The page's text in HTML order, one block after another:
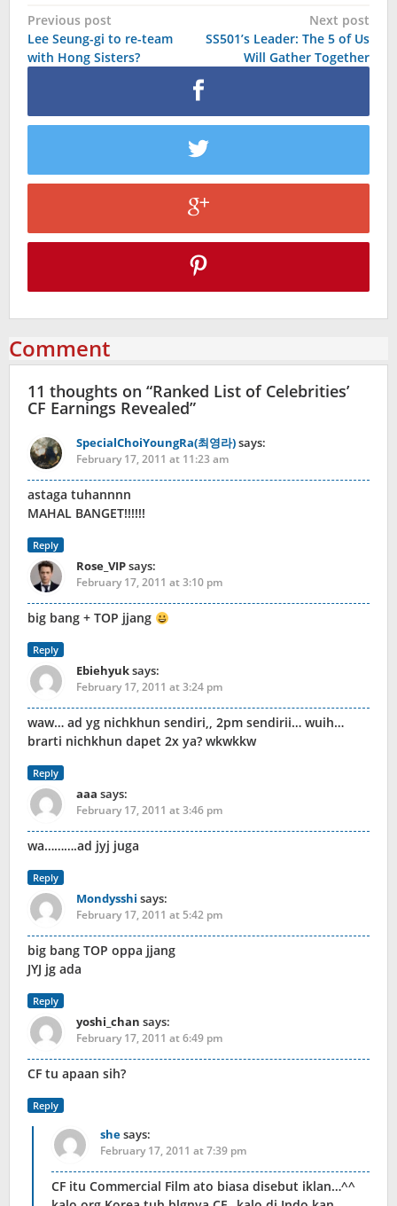
Post
navigation
Previous post
Lee Seung-gi to re-team
with Hong Sisters?
Next post
SS501’s Leader: The 5 of Us
Will Gather Together
Comment
11 thoughts on “Ranked List of Celebrities’
CF Earnings Revealed”
SpecialChoiYoungRa(최영라)says:
February 17, 2011 at 11:23 am
astaga tuhannnn
MAHAL BANGET!!!!!!
Reply
Rose_VIPsays:
February 17, 2011 at 3:10 pm
big bang + TOP jjang
Reply
Ebiehyuksays:
February 17, 2011 at 3:24 pm
waw… ad yg nichkhun sendiri,, 2pm sendirii… wuih…
brarti nichkhun dapet 2x ya? wkwkkw
Reply
aaa says:
February 17, 2011 at 3:46 pm
wa……….ad jyj juga
Reply
Mondysshi says:
February 17, 2011 at 5:42 pm
big bang TOP oppa jjang
JYJ jg ada
Reply
yoshi_chan says:
February 17, 2011 at 6:49 pm
CF tu apaan sih?
Reply
shesays:
February 17, 2011 at 7:39 pm
CF itu Commercial Film ato biasa disebut iklan…^^